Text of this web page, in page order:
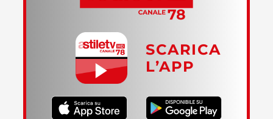
SCARICA
L’APP